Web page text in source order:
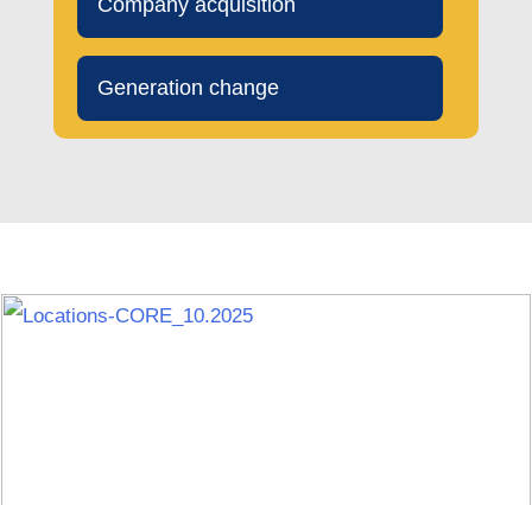
Genera­ti­on change